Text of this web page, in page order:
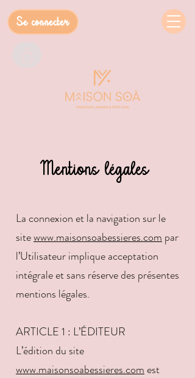
Se connecter
Mentions légales
La connexion et la navigation sur le
sitewww.maisonsoabessieres.com par
l’Utilisateur implique acceptation
intégrale et sans réserve des présentes
mentions légales.
ARTICLE 1 : L’ÉDITEUR
L’édition du site
www.maisonsoabessieres.comest